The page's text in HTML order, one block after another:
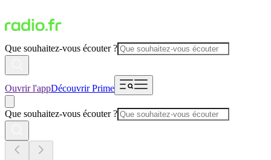
Que souhaitez-vous écouter ?
Ouvrir l'appDécouvrir Prime
Que souhaitez-vous écouter ?